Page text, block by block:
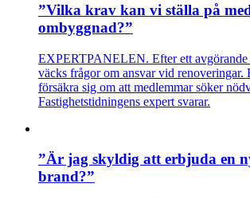
”Vilka krav kan vi ställa på
ombyggnad?”
EXPERTPANELEN. Efter ett avgörande
väcks frågor om ansvar vid renoveringar.
försäkra sig om att medlemmar söker
Fastighetstidningens expert svarar.
”Är jag skyldig att erbjuda en
brand?”